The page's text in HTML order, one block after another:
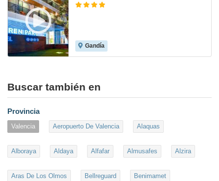
Gandía
Buscar también en
Provincia
Valencia Aeropuerto De Valencia Alaquas
Alboraya Aldaya Alfafar Almusafes Alzira
Aras De Los Olmos Bellreguard Benimamet